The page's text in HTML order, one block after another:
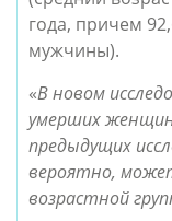
года, причем
мужчины).
«В новом
умерших
предыдущих
вероятно,
возрастной